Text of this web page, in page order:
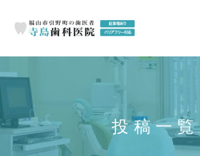
投稿一覧